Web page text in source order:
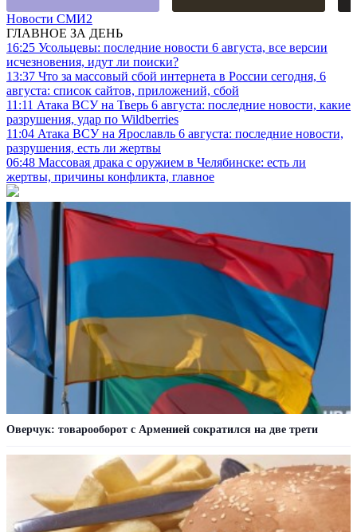
Новости СМИ2
ГЛАВНОЕ ЗА ДЕНЬ
16:25 Усольцевы: последние новости 6 августа, все версии
исчезновения, идут ли поиски?
13:37 Что за массовый сбой интернета в России сегодня, 6
августа: список сайтов, приложений, сбой
11:11 Атака ВСУ на Тверь 6 августа: последние новости, какие
разрушения, удар по Wildberries
11:04 Атака ВСУ на Ярославль 6 августа: последние новости,
разрушения, есть ли жертвы
06:48 Массовая драка с оружием в Челябинске: есть ли
жертвы, причины конфликта, главное
Оверчук: товарооборот с Арменией сократился на две трети